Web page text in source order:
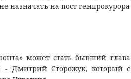
назначать на пост генпрокурора
может стать бывший глава
- Дмитрий Сторожук, который с